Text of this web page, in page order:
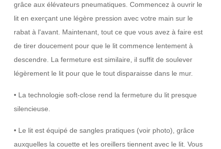
grâce aux élévateurs pneumatiques. Commencez à ouvrir le
lit en exerçant une légère pression avec votre main sur le
rabat à l'avant. Maintenant, tout ce que vous avez à faire est
de tirer doucement pour que le lit commence lentement à
descendre. La fermeture est similaire, il suffit de soulever
légèrement le lit pour que le tout disparaisse dans le mur.
• La technologie soft-close rend la fermeture du lit presque
silencieuse.
• Le lit est équipé de sangles pratiques (voir photo), grâce
auxquelles la couette et les oreillers tiennent avec le lit. Vous